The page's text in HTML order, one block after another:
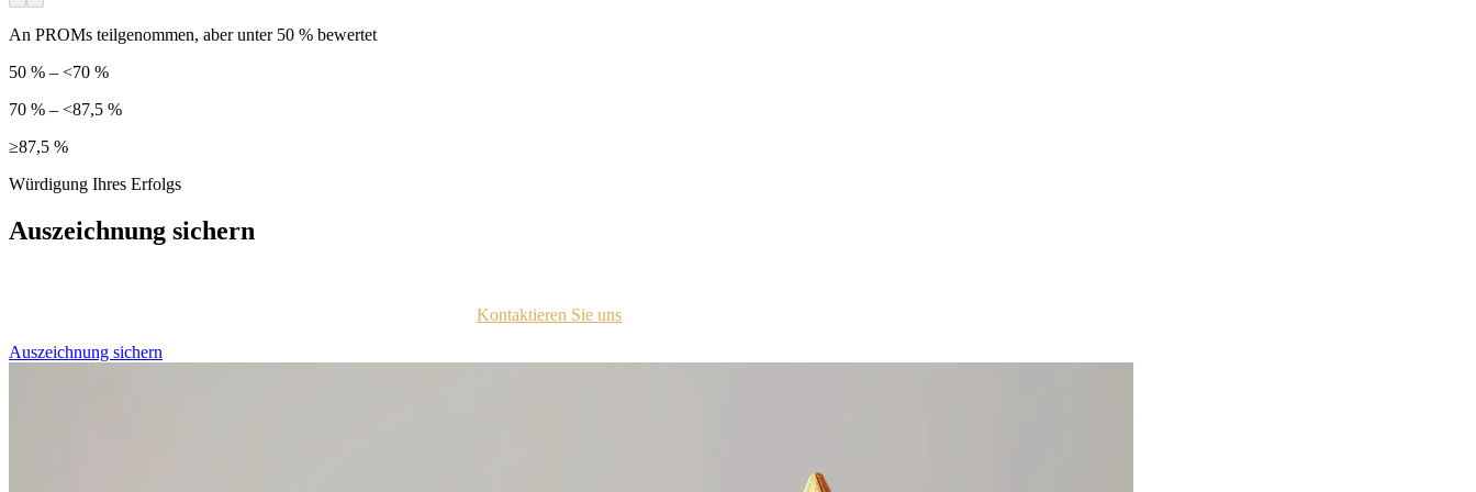
An PROMs teilgenommen, aber unter 50 % bewertet
50 % – <70 %
70 % – <87,5 %
≥87,5 %
Würdigung Ihres Erfolgs
Auszeichnung sichern
Kontaktieren Sie uns
Auszeichnung sichern